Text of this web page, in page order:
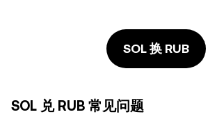
SOL 换 RUB
SOL 兑 RUB 常见问题